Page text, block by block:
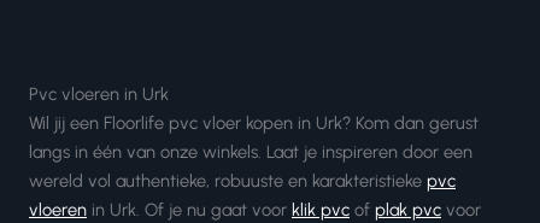
Pvc vloeren in Urk
Wil jij een Floorlife pvc vloer kopen in Urk? Kom dan gerust
langs in één van onze winkels. Laat je inspireren door een
wereld vol authentieke, robuuste en karakteristieke pvc
vloeren in Urk. Of je nu gaat voor klik pvc of plak pvc voor